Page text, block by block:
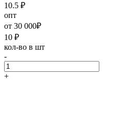
10.5 ₽
опт
от 30 000₽
10 ₽
кол-во в шт
-
+